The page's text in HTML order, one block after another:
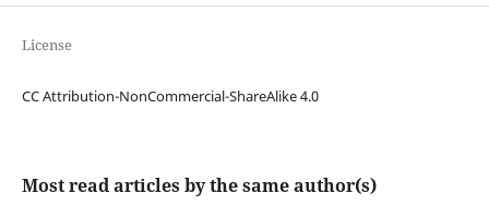
License
CC Attribution-NonCommercial-ShareAlike 4.0
Most read articles by the same author(s)